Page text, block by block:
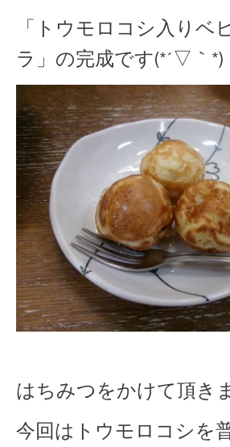
「トウモロコシ入りベ
ラ」の完成です(*´▽｀*)
はちみつをかけて頂き
今回はトウモロコシを